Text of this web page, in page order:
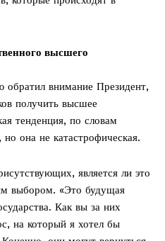
высшего
обратил внимание Президент,
получить высшее
тенденция, по словам
она не катастрофическая.
является ли это
выбором. «Это будущая
Как вы за них
на который я хотел бы